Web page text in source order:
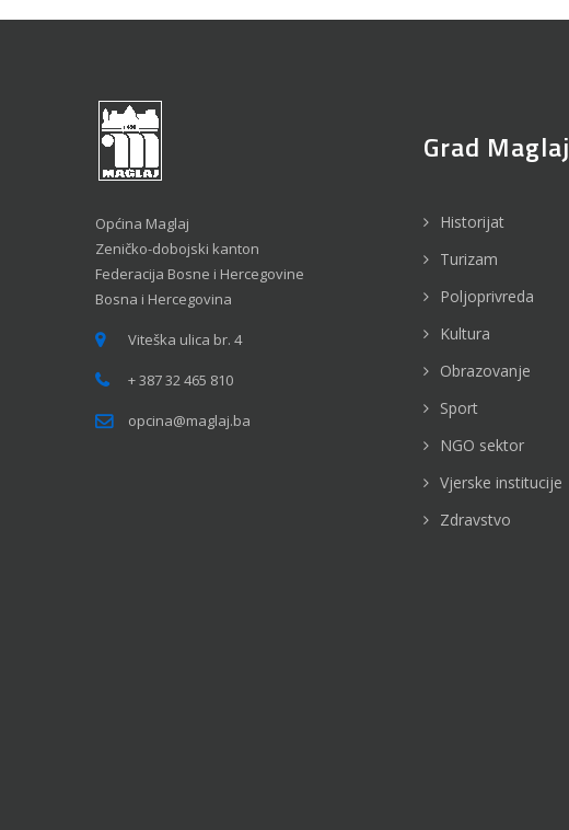
Općina Maglaj
Zeničko-dobojski kanton
Federacija Bosne i Hercegovine
Bosna i Hercegovina
Viteška ulica br. 4
+ 387 32 465 810
opcina@maglaj.ba
Grad Maglaj
Historijat
Turizam
Poljoprivreda
Kultura
Obrazovanje
Sport
NGO sektor
Vjerske institucije
Zdravstvo